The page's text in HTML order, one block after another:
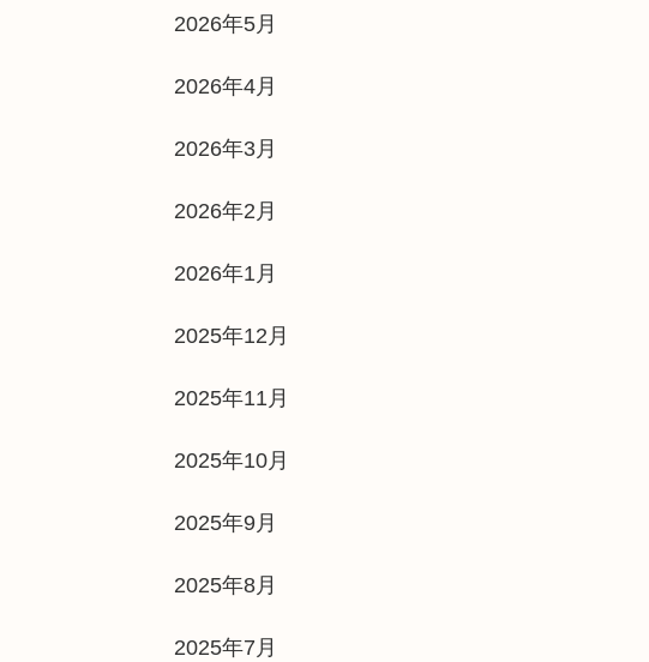
2026年5月
2026年4月
2026年3月
2026年2月
2026年1月
2025年12月
2025年11月
2025年10月
2025年9月
2025年8月
2025年7月